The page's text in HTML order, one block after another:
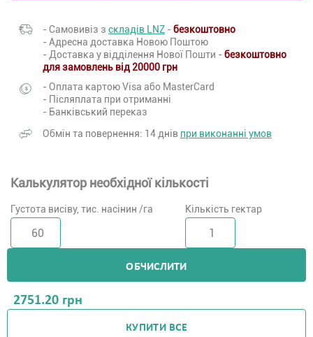
- Самовивіз з складів LNZ - безкоштовно
- Адресна доставка Новою Поштою
- Доставка у відділення Нової Пошти - безкоштовно
для замовлень від 20000 грн
- Оплата картою Visa або MasterCard
- Післяплата при отриманні
- Банківський переказ
Обмін та повернення: 14 днів при виконанні умов
Калькулятор необхідної кількості
Густота висіву, тис. насінин /га Кількість гектар
ОБЧИСЛИТИ
2751.20 грн
КУПИТИ ВСЕ